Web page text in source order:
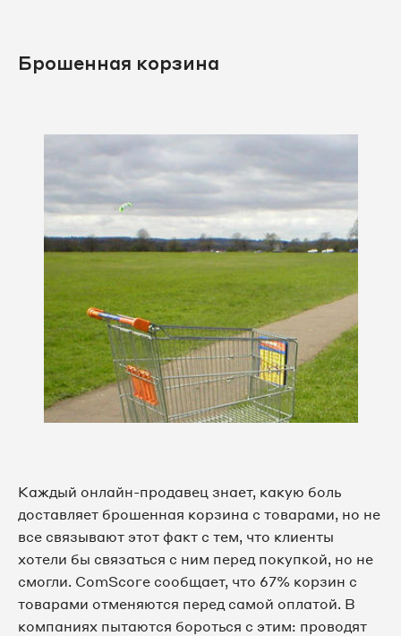
Брошенная корзина
Каждый онлайн-продавец знает, какую боль
доставляет брошенная корзина с товарами, но не
все связывают этот факт с тем, что клиенты
хотели бы связаться с ним перед покупкой, но не
смогли. ComScore сообщает, что 67% корзин с
товарами отменяются перед самой оплатой. В
компаниях пытаются бороться с этим: проводят